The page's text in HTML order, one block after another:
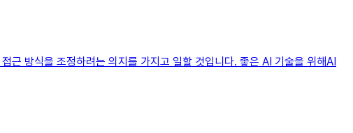
근 방식을 조정하려는 의지를 가지고 일할 것입니다. 좋은 AI 기술을 위해AI